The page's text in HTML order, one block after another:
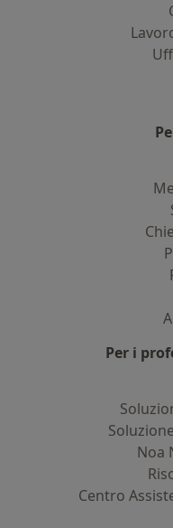
Per i
Noa
Centro